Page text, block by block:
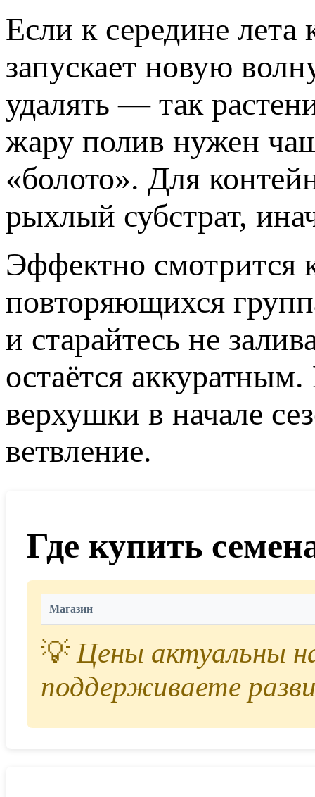
Если к середине лета
запускает новую
удалять — так
жару полив нужен
«болото». Для
рыхлый субстрат,
Эффектно смотрится
повторяющихся
и старайтесь не
остаётся
верхушки в начале
ветвление.
Где купить
Магазин
💡Цены актуальны
поддерживаете